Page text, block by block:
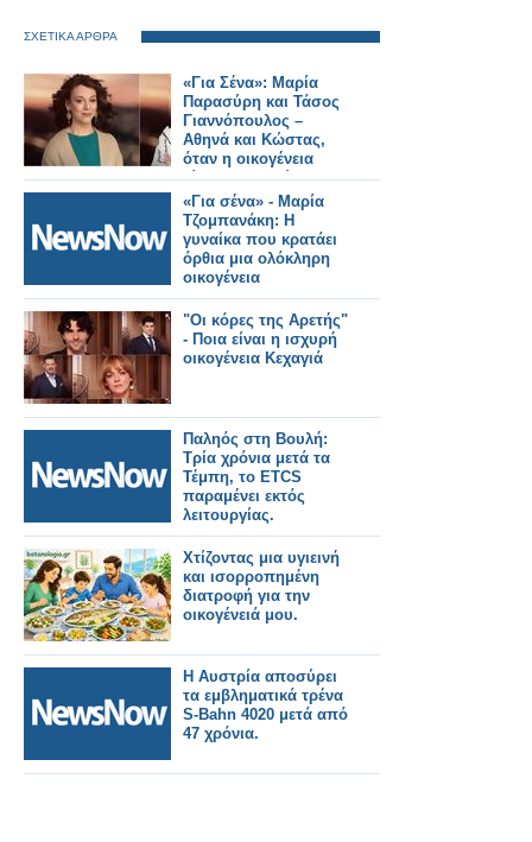
ΣΧΕΤΙΚΑ ΑΡΘΡΑ
«Για Σένα»: Μαρία
Παρασύρη και Τάσος
Γιαννόπουλος –
Αθηνά και Κώστας,
όταν η οικογένεια
γίνεται καταφύγιο
«Για σένα» - Μαρία
Τζομπανάκη: Η
γυναίκα που κρατάει
όρθια μια ολόκληρη
οικογένεια
"Οι κόρες της Αρετής"
- Ποια είναι η ισχυρή
οικογένεια Κεχαγιά
Παληός στη Βουλή:
Τρία χρόνια μετά τα
Τέμπη, το ETCS
παραμένει εκτός
λειτουργίας.
Χτίζοντας μια υγιεινή
και ισορροπημένη
διατροφή για την
οικογένειά μου.
Η Αυστρία αποσύρει
τα εμβληματικά τρένα
S-Bahn 4020 μετά από
47 χρόνια.